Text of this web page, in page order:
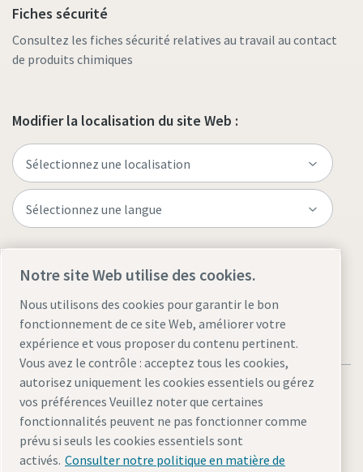
Fiches sécurité
Consultez les fiches sécurité relatives au travail au contact
de produits chimiques
Modifier la localisation du site Web :
Mentions légales et politique de confidentialité
Notre site Web utilise des cookies.
Nous utilisons des cookies pour garantir le bon
fonctionnement de ce site Web, améliorer votre
expérience et vous proposer du contenu pertinent.
Vous avez le contrôle : acceptez tous les cookies,
autorisez uniquement les cookies essentiels ou gérez
vos préférences Veuillez noter que certaines
fonctionnalités peuvent ne pas fonctionner comme
prévu si seuls les cookies essentiels sont
activés. Consulter notre politique en matière de